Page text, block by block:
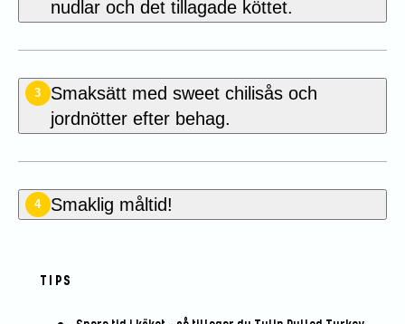
nudlar och det tillagade köttet.
3
Smaksätt med sweet chilisås och
jordnötter efter behag.
4 Smaklig måltid!
TIPS